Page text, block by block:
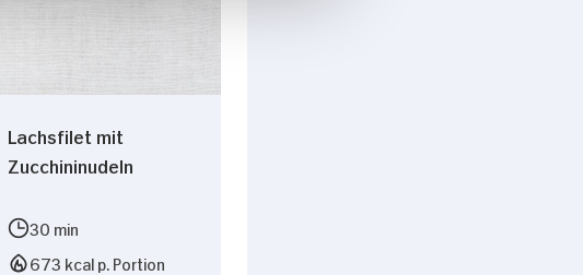
Lachsfilet mit
Zucchininudeln
30 min
673 kcal p. Portion